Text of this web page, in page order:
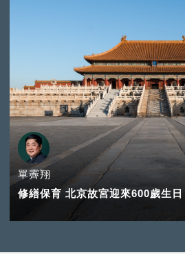
單霽翔
修繕保育 北京故宮迎來600歲生日